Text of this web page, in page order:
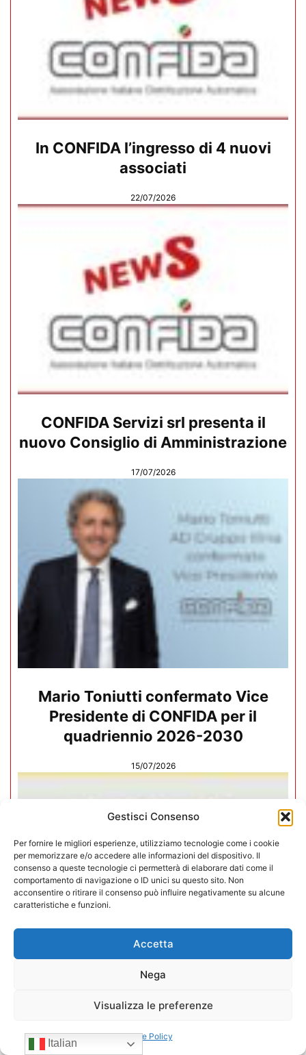
Gestisci Consenso
Per fornire le migliori esperienze, utilizziamo tecnologie come i cookie
per memorizzare e/o accedere alle informazioni del dispositivo. Il
consenso a queste tecnologie ci permetterà di elaborare dati come il
comportamento di navigazione o ID unici su questo sito. Non
acconsentire o ritirare il consenso può influire negativamente su alcune
caratteristiche e funzioni.
Accetta
Nega
Visualizza le preferenze
Cookie Policy
In CONFIDA l’ingresso di 4 nuovi
associati
22/07/2026
CONFIDA Servizi srl presenta il
nuovo Consiglio di Amministrazione
17/07/2026
Mario Toniutti confermato Vice
Presidente di CONFIDA per il
quadriennio 2026-2030
15/07/2026
Bergamo TV: “I gestori H24 non
sono il problema”
Italian